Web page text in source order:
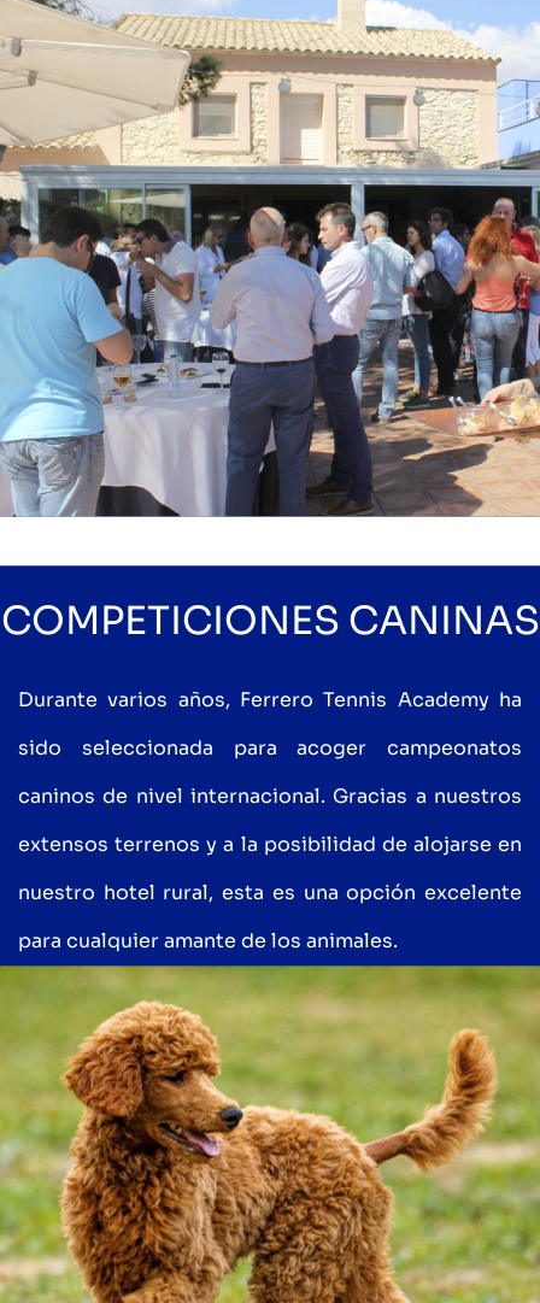
COMPETICIONES CANINAS
Durante varios años, Ferrero Tennis Academy ha
sido seleccionada para acoger campeonatos
caninos de nivel internacional. Gracias a nuestros
extensos terrenos y a la posibilidad de alojarse en
nuestro hotel rural, esta es una opción excelente
para cualquier amante de los animales.